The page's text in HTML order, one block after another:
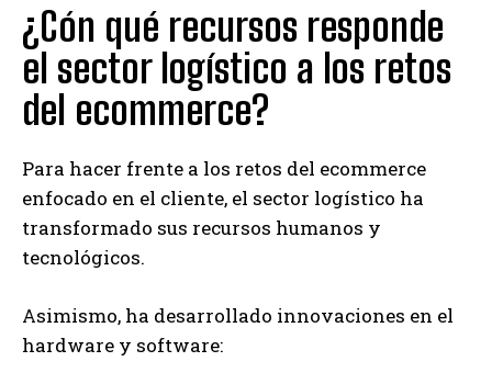
¿Cón qué recursos responde
el sector logístico a los retos
del ecommerce?
Para hacer frente a los retos del ecommerce
enfocado en el cliente, el sector logístico ha
transformado sus recursos humanos y
tecnológicos.
Asimismo, ha desarrollado innovaciones en el
hardware y software: